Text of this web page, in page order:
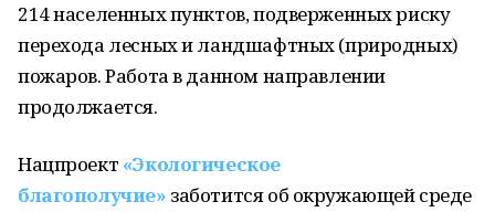
214 населенных пунктов, подверженных риску
перехода лесных и ландшафтных (природных)
пожаров. Работа в данном направлении
продолжается.
Нацпроект «Экологическое
благополучие» заботится об окружающей среде